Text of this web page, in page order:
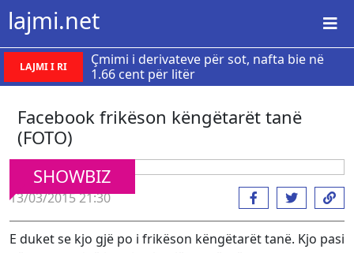
lajmi.net
LAJMI I RI
Çmimi i derivateve për sot, nafta bie në
1.66 cent për litër
Facebook frikëson këngëtarët tanë
(FOTO)
SHOWBIZ
13/03/2015 21:30
E duket se kjo gjë po i frikëson këngëtarët tanë. Kjo pasi